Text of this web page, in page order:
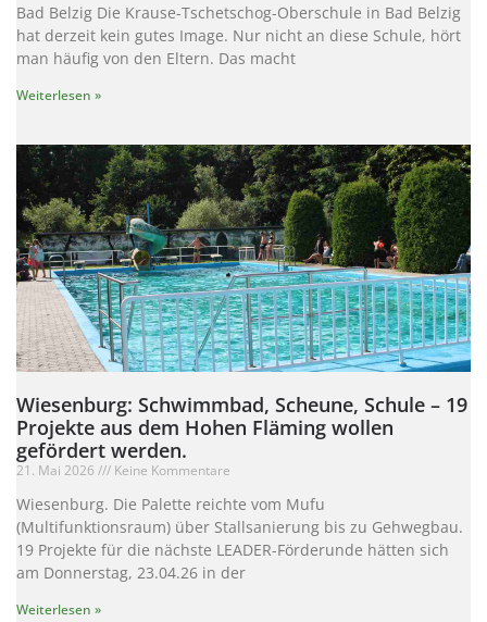
Bad Belzig Die Krause-Tschetschog-Oberschule in Bad Belzig
hat derzeit kein gutes Image. Nur nicht an diese Schule, hört
man häufig von den Eltern. Das macht
Weiterlesen »
Wiesenburg: Schwimmbad, Scheune, Schule – 19
Projekte aus dem Hohen Fläming wollen
gefördert werden.
21. Mai 2026 Keine Kommentare
Wiesenburg. Die Palette reichte vom Mufu
(Multifunktionsraum) über Stallsanierung bis zu Gehwegbau.
19 Projekte für die nächste LEADER-Förderunde hätten sich
am Donnerstag, 23.04.26 in der
Weiterlesen »